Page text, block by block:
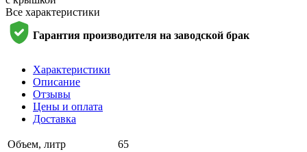
Все характеристики
Гарантия производителя на заводской брак
Характеристики
Описание
Отзывы
Цены и оплата
Доставка
Объем, литр
65